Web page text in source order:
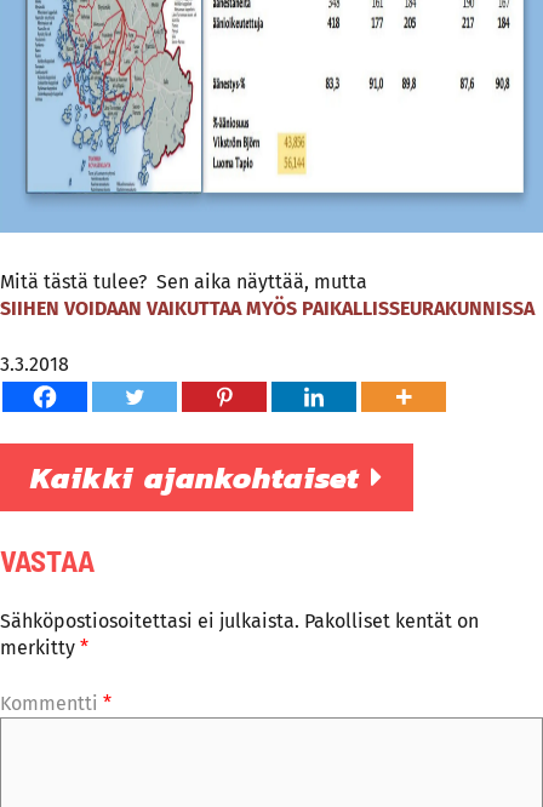
Mitä tästä tulee? Sen aika näyttää, mutta
SIIHEN VOIDAAN VAIKUTTAA MYÖS PAIKALLISSEURAKUNNISSA
3.3.2018
Kaikki ajankohtaiset
VASTAA
Sähköpostiosoitettasi ei julkaista. Pakolliset kentät on
merkitty *
Kommentti *